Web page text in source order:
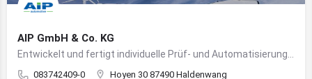
AIP GmbH & Co. KG
083742409-0 Hoyen 30 87490 Haldenwang